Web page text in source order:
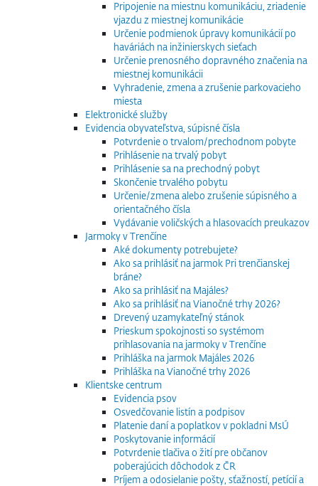
Pripojenie na miestnu komunikáciu, zriadenie
vjazdu z miestnej komunikácie
Určenie podmienok úpravy komunikácií po
haváriách na inžinierskych sieťach
Určenie prenosného dopravného značenia na
miestnej komunikácii
Vyhradenie, zmena a zrušenie parkovacieho
miesta
Elektronické služby
Evidencia obyvateľstva, súpisné čísla
Potvrdenie o trvalom/prechodnom pobyte
Prihlásenie na trvalý pobyt
Prihlásenie sa na prechodný pobyt
Skončenie trvalého pobytu
Určenie/zmena alebo zrušenie súpisného a
orientačného čísla
Vydávanie voličských a hlasovacích preukazov
Jarmoky v Trenčíne
Aké dokumenty potrebujete?
Ako sa prihlásiť na jarmok Pri trenčianskej
bráne?
Ako sa prihlásiť na Majáles?
Ako sa prihlásiť na Vianočné trhy 2026?
Drevený uzamykateľný stánok
Prieskum spokojnosti so systémom
prihlasovania na jarmoky v Trenčíne
Prihláška na jarmok Majáles 2026
Prihláška na Vianočné trhy 2026
Klientske centrum
Evidencia psov
Osvedčovanie listín a podpisov
Platenie daní a poplatkov v pokladni MsÚ
Poskytovanie informácií
Potvrdenie tlačiva o žití pre občanov
poberajúcich dôchodok z ČR
Príjem a odosielanie pošty, sťažností, petícií a